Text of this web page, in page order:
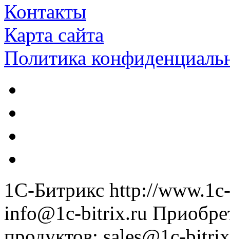
Контакты
Карта сайта
Политика
1С-Битрикс http://
info@1c-bitrix.ru